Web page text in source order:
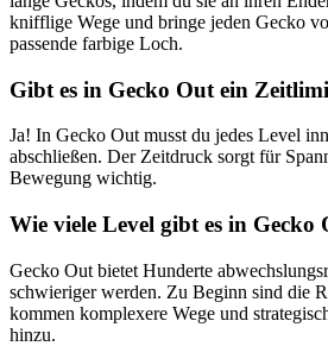
knifflige Wege und bringe jeden Gecko
passende farbige Loch.
Gibt es in Gecko Out ein
Ja! In Gecko Out musst du jedes Level
abschließen. Der Zeitdruck sorgt für
Bewegung wichtig.
Wie viele Level gibt es in Gecko
Gecko Out bietet Hunderte
schwieriger werden. Zu Beginn sind die
kommen komplexere Wege und
hinzu.